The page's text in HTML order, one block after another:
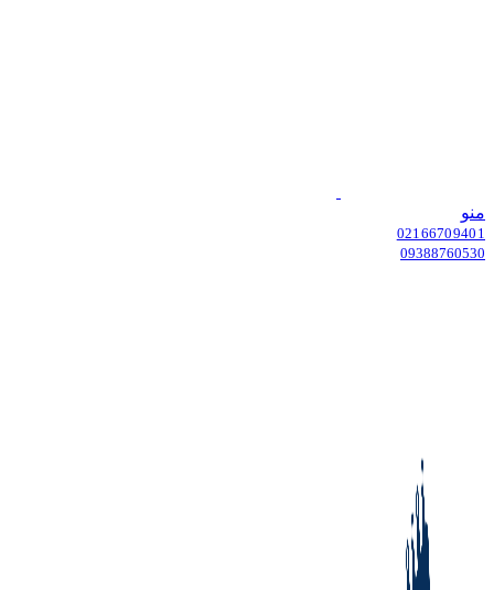
منو
02166709401
09388760530